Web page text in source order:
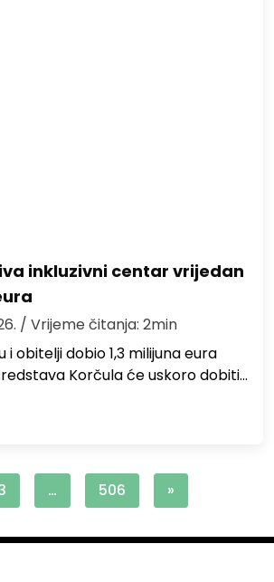
inkluzivni centar vrijedan
/ Vrijeme čitanja: 2min
i obitelji dobio 1,3 milijuna eura
Korčula će uskoro dobiti…
… 506 »